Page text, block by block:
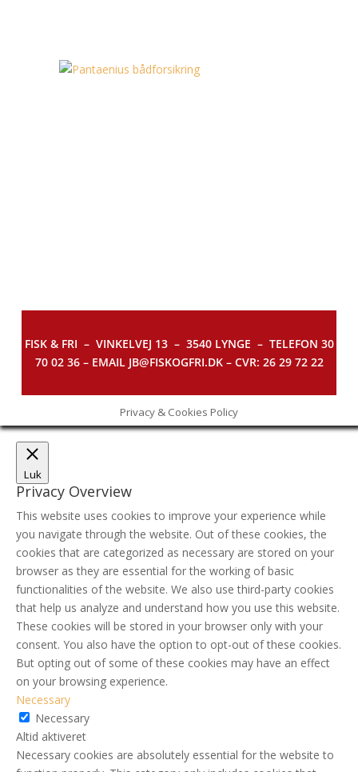
FISK & FRI – VINKELVEJ 13 – 3540 LYNGE – TELEFON 30
70 02 36 – EMAIL JB@FISKOGFRI.DK – CVR: 26 29 72 22
Privacy & Cookies Policy
Luk
Privacy Overview
This website uses cookies to improve your experience while
you navigate through the website. Out of these cookies, the
cookies that are categorized as necessary are stored on your
browser as they are essential for the working of basic
functionalities of the website. We also use third-party cookies
that help us analyze and understand how you use this website.
These cookies will be stored in your browser only with your
consent. You also have the option to opt-out of these cookies.
But opting out of some of these cookies may have an effect
on your browsing experience.
Necessary
Necessary
Altid aktiveret
Necessary cookies are absolutely essential for the website to